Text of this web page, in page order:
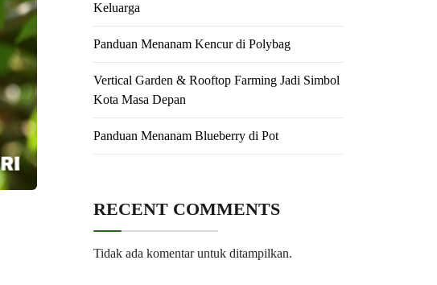
Keluarga
Panduan Menanam Kencur di Polybag
Vertical Garden & Rooftop Farming Jadi Simbol
Kota Masa Depan
Panduan Menanam Blueberry di Pot
RECENT COMMENTS
Tidak ada komentar untuk ditampilkan.